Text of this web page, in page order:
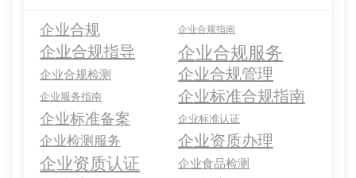
企业合规 企业合规指南
企业合规指导 企业合规服务
企业合规检测 企业合规管理
企业服务指南 企业标准合规指南
企业标准备案 企业标准认证
企业检测服务 企业资质办理
企业资质认证 企业食品检测